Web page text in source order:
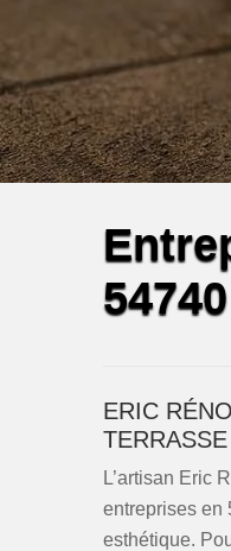
54740
ERIC
L’artisan Eric
entreprises en
esthétique.